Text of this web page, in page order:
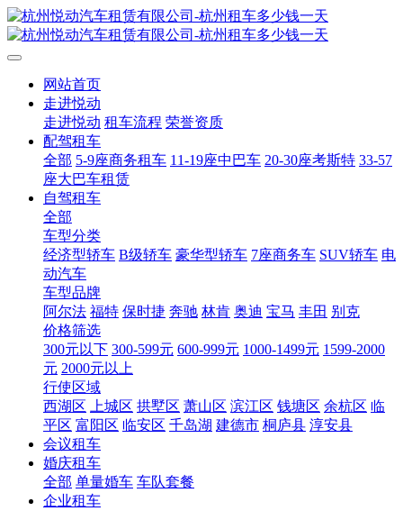
网站首页
走进悦动
走进悦动 租车流程 荣誉资质
配驾租车
全部 5-9座商务租车 11-19座中巴车 20-30座考斯特 33-57
座大巴车租赁
自驾租车
全部
车型分类
经济型轿车 B级轿车 豪华型轿车 7座商务车 SUV轿车 电
动汽车
车型品牌
阿尔法 福特 保时捷 奔驰 林肯 奥迪 宝马 丰田 别克
价格筛选
300元以下 300-599元 600-999元 1000-1499元 1599-2000
元 2000元以上
行使区域
西湖区
上城区 拱墅区 萧山区 滨江区 钱塘区 余杭区 临
平区 富阳区 临安区 千岛湖 建德市 桐庐县 淳安县
会议租车
婚庆租车
全部 单量婚车 车队套餐
企业租车